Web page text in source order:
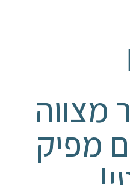
מצווה
מפיק